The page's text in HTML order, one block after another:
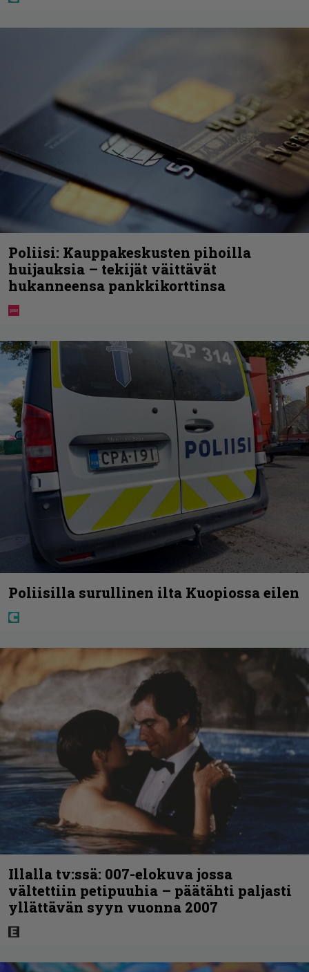
Poliisi: Kauppakeskusten pihoilla
huijauksia – tekijät väittävät
hukanneensa pankkikorttinsa
Poliisilla surullinen ilta Kuopiossa eilen
Illalla tv:ssä: 007-elokuva jossa
vältettiin petipuuhia – päätähti paljasti
yllättävän syyn vuonna 2007